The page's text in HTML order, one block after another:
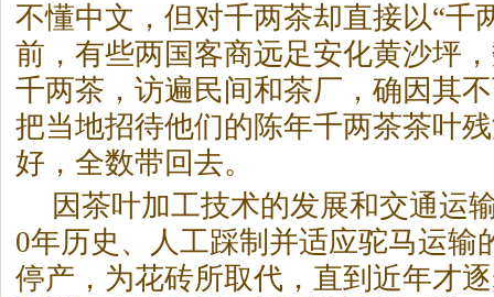
不懂中文，但对千两茶却直接以“千
前，有些两国客商远足安化黄沙坪
千两茶，访遍民间和茶厂，确因其
把当地招待他们的陈年千两茶茶叶
好，全数带回去。
因茶叶加工技术的发展和交通运
0年历史、人工踩制并适应驼马运输
停产，为花砖所取代，直到近年才